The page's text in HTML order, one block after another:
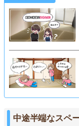
中途半端なスペ